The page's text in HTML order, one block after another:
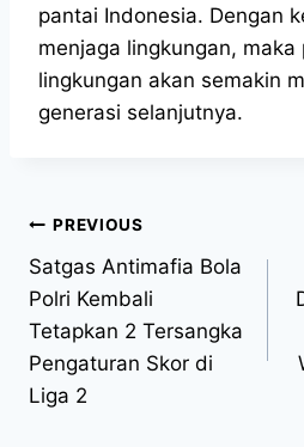
pantai Indonesia. Dengan
menjaga lingkungan, maka
lingkungan akan semakin
generasi selanjutnya.
PREVIOUS
Satgas Antimafia Bola
Polri Kembali
Tetapkan 2 Tersangka
Pengaturan Skor di
Liga 2